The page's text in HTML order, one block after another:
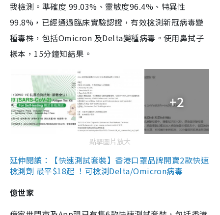
我檢測。準確度 99.03%、靈敏度96.4%、特異性
99.8%，已經通過臨床實驗認證，有效檢測新冠病毒變
種毒株，包括Omicron 及Delta變種病毒。使用鼻拭子
樣本，15分鐘知結果。
+2
點擊圖片放大
延伸閱讀：【快速測試套裝】香港口罩品牌開賣2款快速
檢測劑 最平$18起 ！可檢測Delta/Omicron病毒
億世家